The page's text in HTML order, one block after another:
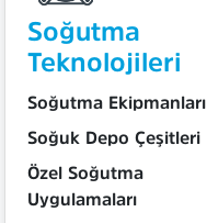
Soğutma
Teknolojileri
Soğutma Ekipmanları
Soğuk Depo Çeşitleri
Özel Soğutma
Uygulamaları